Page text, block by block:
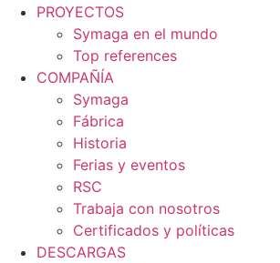
PROYECTOS
Symaga en el mundo
Top references
COMPAÑÍA
Symaga
Fábrica
Historia
Ferias y eventos
RSC
Trabaja con nosotros
Certificados y políticas
DESCARGAS